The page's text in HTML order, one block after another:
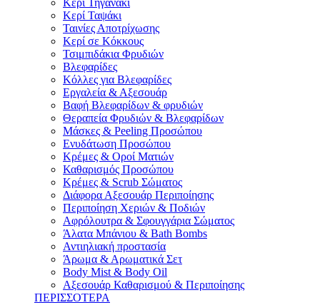
Κερί Τηγανάκι
Κερί Ταψάκι
Ταινίες Αποτρίχωσης
Κερί σε Κόκκους
Τσιμπιδάκια Φρυδιών
Βλεφαρίδες
Κόλλες για Βλεφαρίδες
Εργαλεία & Αξεσουάρ
Βαφή Βλεφαρίδων & φρυδιών
Θεραπεία Φρυδιών & Βλεφαρίδων
Μάσκες & Peeling Προσώπου
Ενυδάτωση Προσώπου
Κρέμες & Οροί Ματιών
Καθαρισμός Προσώπου
Κρέμες & Scrub Σώματος
Διάφορα Αξεσουάρ Περιποίησης
Περιποίηση Χεριών & Ποδιών
Αφρόλουτρα & Σφουγγάρια Σώματος
Άλατα Μπάνιου & Bath Bombs
Αντιηλιακή προστασία
Άρωμα & Αρωματικά Σετ
Body Mist & Body Oil
Αξεσουάρ Καθαρισμού & Περιποίησης
ΠΕΡΙΣΣΟΤΕΡΑ